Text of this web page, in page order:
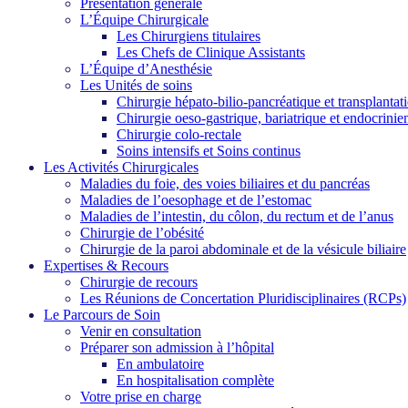
L’Équipe Chirurgicale
Les Chirurgiens titulaires
Les Chefs de Clinique Assistants
L’Équipe d’Anesthésie
Les Unités de soins
Chirurgie hépato-bilio-pancréatique et
Chirurgie oeso-gastrique, bariatrique et
Chirurgie colo-rectale
Soins intensifs et Soins continus
Les Activités Chirurgicales
Maladies du foie, des voies biliaires et du pancréas
Maladies de l’oesophage et de l’estomac
Maladies de l’intestin, du côlon, du rectum et de l’anus
Chirurgie de l’obésité
Chirurgie de la paroi abdominale et de la vésicule biliaire
Expertises & Recours
Chirurgie de recours
Les Réunions de Concertation Pluridisciplinaires (RCPs)
Le Parcours de Soin
Venir en consultation
Préparer son admission à l’hôpital
En ambulatoire
En hospitalisation complète
Votre prise en charge